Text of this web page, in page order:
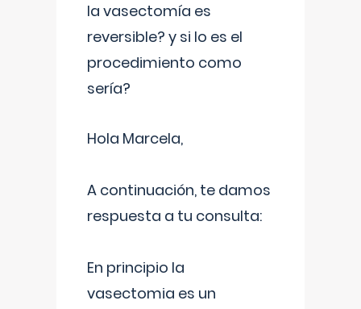
la vasectomía es
reversible? y si lo es el
procedimiento como
sería?
Hola Marcela,
A continuación, te damos
respuesta a tu consulta:
En principio la
vasectomia es un